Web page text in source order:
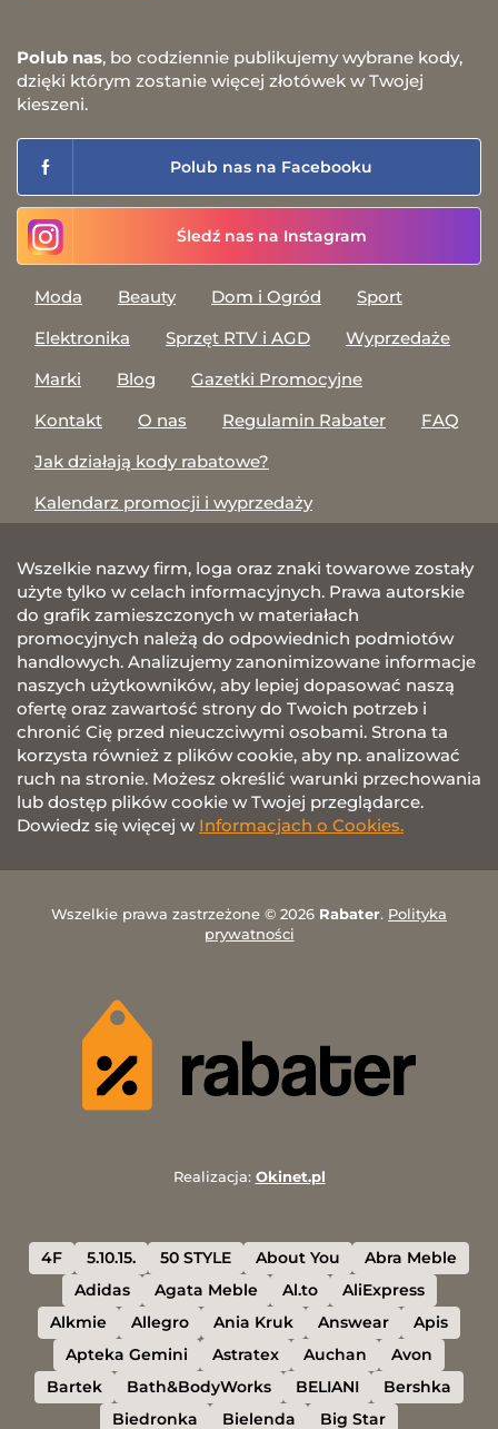
Polub nas, bo codziennie publikujemy wybrane kody,
dzięki którym zostanie więcej złotówek w Twojej
kieszeni.
Polub nas na Facebooku
Śledź nas na Instagram
Moda Beauty Dom i Ogród
Sport
Elektronika
Sprzęt RTV i AGD
Wyprzedaże
Marki
Blog
Gazetki Promocyjne
Kontakt
O nas Regulamin Rabater
FAQ
Jak działają kody rabatowe?
Kalendarz promocji i wyprzedaży
Wszelkie nazwy firm, loga oraz znaki towarowe zostały
użyte tylko w celach informacyjnych. Prawa autorskie
do grafik zamieszczonych w materiałach
promocyjnych należą do odpowiednich podmiotów
handlowych. Analizujemy zanonimizowane informacje
naszych użytkowników, aby lepiej dopasować naszą
ofertę oraz zawartość strony do Twoich potrzeb i
chronić Cię przed nieuczciwymi osobami. Strona ta
korzysta również z plików cookie, aby np. analizować
ruch na stronie. Możesz określić warunki przechowania
lub dostęp plików cookie w Twojej przeglądarce.
Dowiedz się więcej w Informacjach o Cookies.
Wszelkie prawa zastrzeżone © 2026 Rabater. Polityka
prywatności
Realizacja: Okinet.pl
4F 5.10.15. 50 STYLE About You
Abra Meble
Adidas
Agata Meble Al.to
AliExpress
Alkmie
Allegro Ania Kruk Answear
Apis
Apteka Gemini
Astratex Auchan
Avon
Bartek
Bath&BodyWorks BELIANI
Bershka
Biedronka
Bielenda Big Star